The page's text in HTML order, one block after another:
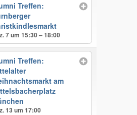
Treffen:
7 um 15:30 – 18:00
Treffen:
am
13 um 17:00